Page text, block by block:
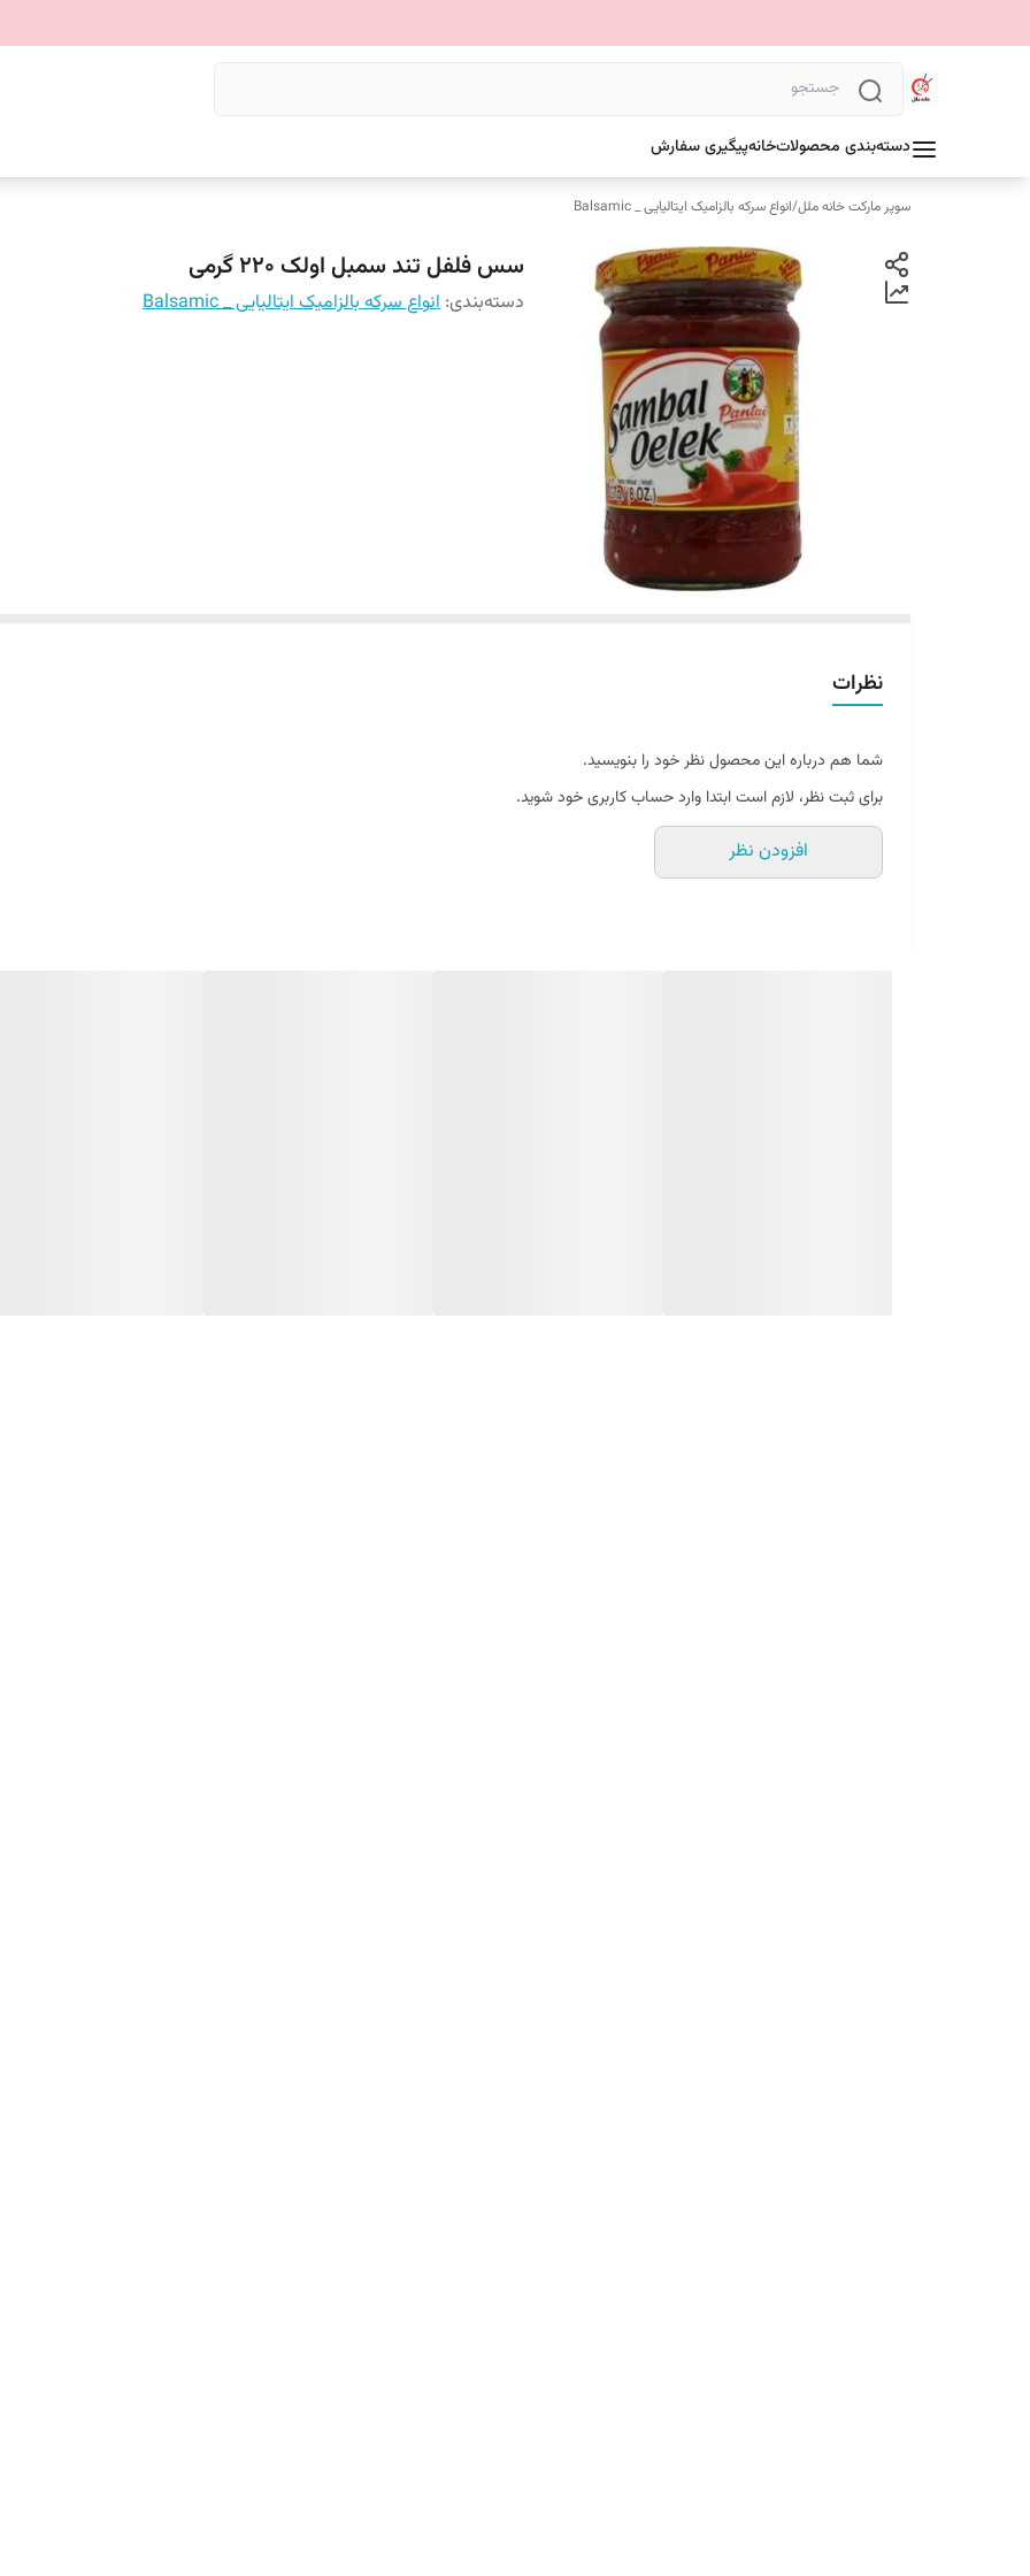
دسته‌بندی محصولاتخانهپیگیری سفارش
سوپر مارکت خانه ملل/انواع سرکه بالزامیک ایتالیایی _ Balsamic
سس فلفل تند سمبل اولک ۲۲۰ گرمی
دسته‌بندی: انواع سرکه بالزامیک ایتالیایی _ Balsamic
نظرات
شما هم درباره این محصول نظر خود را بنویسید.
برای ثبت نظر، لازم است ابتدا وارد حساب کاربری خود شوید.
افزودن نظر